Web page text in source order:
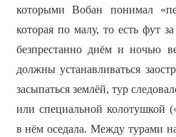
которыми Вобан понимал
которая по малу, то есть фут
безпрестанно днём и ночью
должны устанавливаться
засыпаться землёй, тур
или специальной колотушкой
в нём оседала. Между турами